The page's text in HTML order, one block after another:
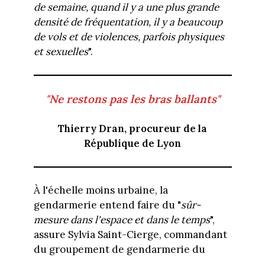
de semaine, quand il y a une plus grande
densité de fréquentation, il y a beaucoup
de vols et de violences, parfois physiques
et sexuelles".
"Ne restons pas les bras ballants"
Thierry Dran, procureur de la
République de Lyon
À l'échelle moins urbaine, la
gendarmerie entend faire du "sûr-
mesure dans l'espace et dans le temps",
assure Sylvia Saint-Cierge, commandant
du groupement de gendarmerie du